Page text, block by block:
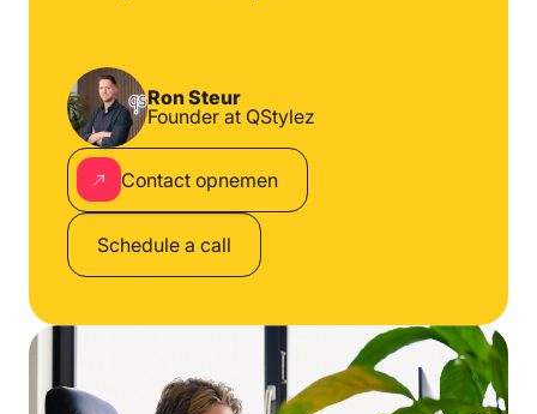
Ron Steur
Founder at QStylez
Contact opnemen
Schedule a call